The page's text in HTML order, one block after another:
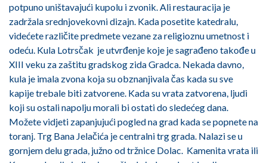
potpuno uništavajući kupolu i zvonik. Ali restauracija je
zadržala srednjovekovni dizajn. Kada posetite katedralu,
videćete različite predmete vezane za religioznu umetnost i
odeću. Kula Lotrsčak je utvrđenje koje je sagrađeno takođe u
XIII veku za zaštitu gradskog zida Gradca. Nekada davno,
kula je imala zvona koja su obznanjivala čas kada su sve
kapije trebale biti zatvorene. Kada su vrata zatvorena, ljudi
koji su ostali napolju morali bi ostati do sledećeg dana.
Možete vidjeti zapanjujući pogled na grad kada se popnete na
toranj. Trg Bana Jelačića je centralni trg grada. Nalazi se u
gornjem delu grada, južno od tržnice Dolac. Kamenita vrata ili